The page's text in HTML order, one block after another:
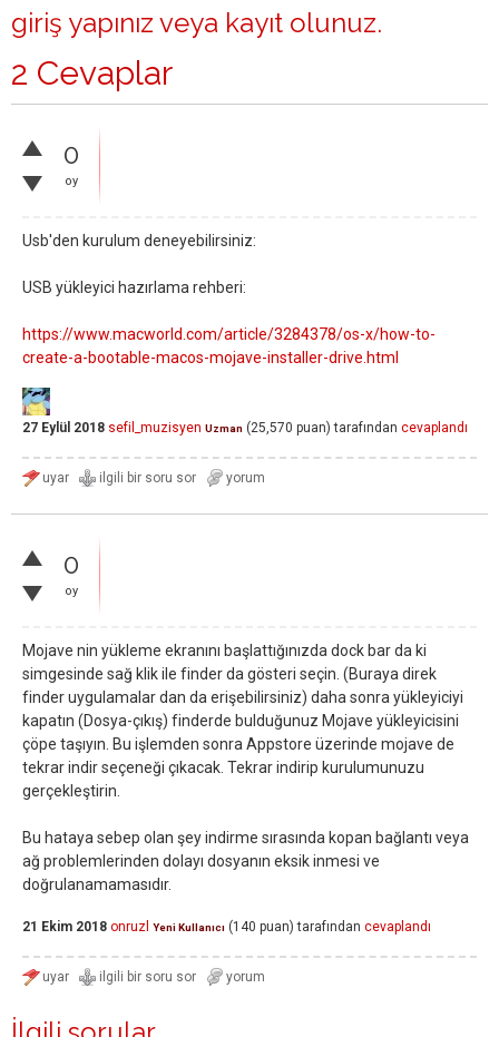
giriş yapınız veya kayıt olunuz.
2 Cevaplar
0
oy
Usb'den kurulum deneyebilirsiniz:
USB yükleyici hazırlama rehberi:
https://www.macworld.com/article/3284378/os-x/how-to-
create-a-bootable-macos-mojave-installer-drive.html
27 Eylül 2018 sefil_muzisyen Uzman (25,570 puan) tarafından cevaplandı
0
oy
Mojave nin yükleme ekranını başlattığınızda dock bar da ki
simgesinde sağ klik ile finder da gösteri seçin. (Buraya direk
finder uygulamalar dan da erişebilirsiniz) daha sonra yükleyiciyi
kapatın (Dosya-çıkış) finderde bulduğunuz Mojave yükleyicisini
çöpe taşıyın. Bu işlemden sonra Appstore üzerinde mojave de
tekrar indir seçeneği çıkacak. Tekrar indirip kurulumunuzu
gerçekleştirin.
Bu hataya sebep olan şey indirme sırasında kopan bağlantı veya
ağ problemlerinden dolayı dosyanın eksik inmesi ve
doğrulanamamasıdır.
21 Ekim 2018 onruzl Yeni Kullanıcı (140 puan) tarafından cevaplandı